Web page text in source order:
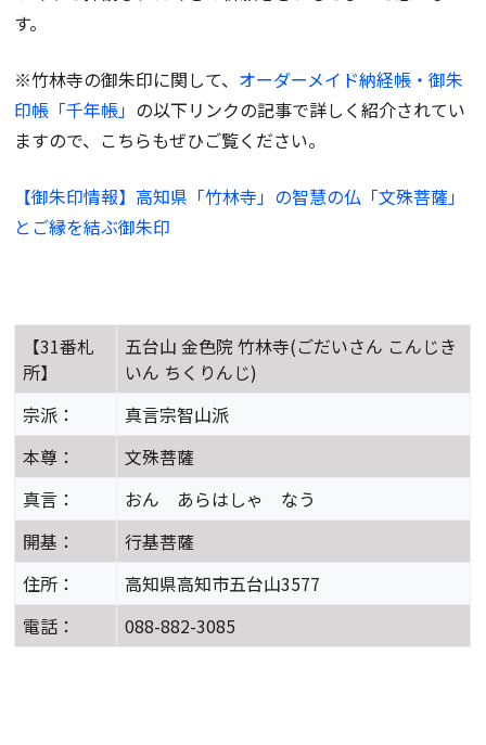
す。
※竹林寺の御朱印に関して、 オーダーメイド納経帳・御朱
印帳「千年帳」 の以下リンクの記事で詳しく紹介されてい
ますので、こちらもぜひご覧ください。
【御朱印情報】高知県「竹林寺」の智慧の仏「文殊菩薩」
とご縁を結ぶ御朱印
【31番札
所】
五台山 金色院 竹林寺(ごだいさん こんじき
いん ちくりんじ)
宗派：
真言宗智山派
本尊：
文殊菩薩
真言：
おん あらはしゃ なう
開基：
行基菩薩
住所：
高知県高知市五台山3577
電話：
088-882-3085